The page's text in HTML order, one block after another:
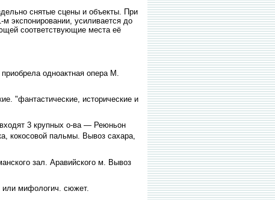
снятые сцены и объекты. При
м экспонировании, усиливается до
соответствующие места её
одноактная опера М.
"фантастические, исторические и
3 крупных о-ва — Реюньон
кокосовой пальмы. Вывоз сахара,
зал. Аравийского м. Вывоз
или мифологич. сюжет.